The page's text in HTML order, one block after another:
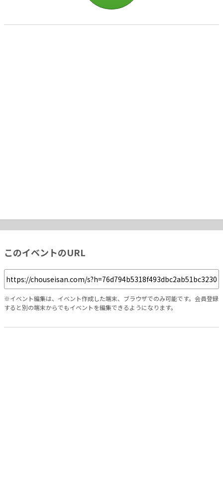
このイベントのURL
※イベント編集は、イベント作成した端末、ブラウザでのみ可能です。会員登録
すると別の端末からでもイベントを編集できるようになります。